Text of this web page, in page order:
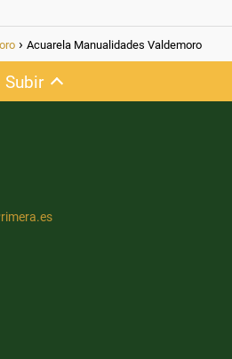
Acuarela Manualidades Valdemoro
Subir